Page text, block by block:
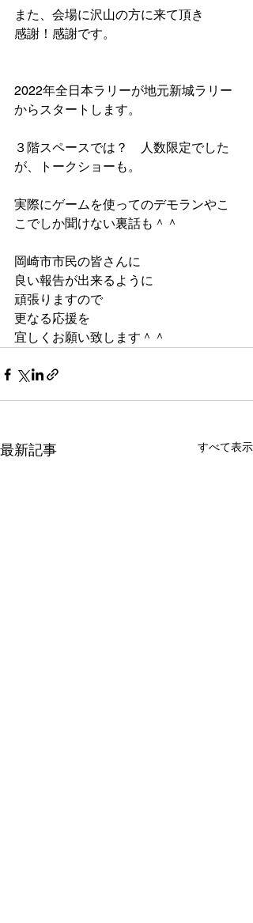
また、会場に沢山の方に来て頂き
感謝！感謝です。
2022年全日本ラリーが地元新城ラリー
からスタートします。
３階スペースでは？　人数限定でした
が、トークショーも。
実際にゲームを使ってのデモランやこ
こでしか聞けない裏話も＾＾
岡崎市市民の皆さんに
良い報告が出来るように
頑張りますので
更なる応援を
宜しくお願い致します＾＾
最新記事 すべて表示